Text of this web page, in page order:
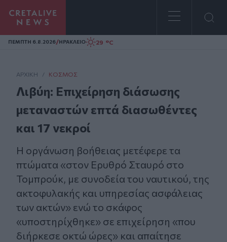
Homepage
ΠΕΜΠΤΗ 6.8.2026/ΗΡΑΚΛΕΙΟ 29 °C
ΑΡΧΙΚΗ / ΚΌΣΜΟΣ
Λιβύη: Επιχείρηση διάσωσης
μεταναστών επτά διασωθέντες
και 17 νεκροί
Η οργάνωση βοήθειας μετέφερε τα
πτώματα «στον Ερυθρό Σταυρό στο
Τομπρούκ, με συνοδεία του ναυτικού, της
ακτοφυλακής και υπηρεσίας ασφάλειας
των ακτών» ενώ το σκάφος
«υποστηρίχθηκε» σε επιχείρηση «που
διήρκεσε οκτώ ώρες» και απαίτησε